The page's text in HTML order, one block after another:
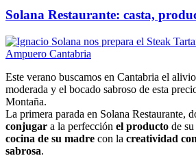
Solana Restaurante: casta,
Este verano buscamos en Cantabria el
moderada y el bocado sabroso de esta
Montaña.
La primera parada en Solana Restaurante,
conjugar a la perfección el producto de
cocina de su madre con la creatividad
sabrosa.